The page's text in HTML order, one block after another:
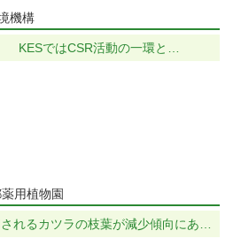
機構
KESではCSR活動の一環と…
用植物園
れるカツラの枝葉が減少傾向にあ…